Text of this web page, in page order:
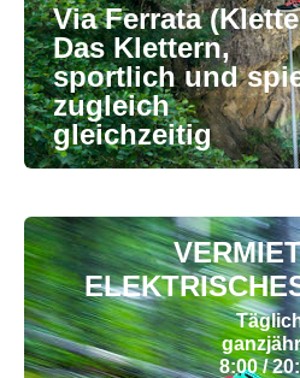
Via Ferrata
Das Klettern,
sportlich und
zugleich
gleichzeitig
8:00 /